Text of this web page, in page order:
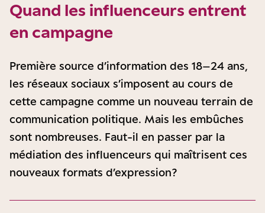
Quand les influenceurs entrent
en campagne
Première source d’information des 18–24 ans,
les réseaux sociaux s’imposent au cours de
cette campagne comme un nouveau terrain de
communication politique. Mais les embûches
sont nombreuses. Faut-il en passer par la
médiation des influenceurs qui maîtrisent ces
nouveaux formats d’expression ?